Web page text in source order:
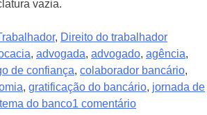
vazia.
, Direito do trabalhador
, advogada, advogado, agência,
de confiança, colaborador bancário,
, gratificação do bancário, jornada de
do banco1 comentário